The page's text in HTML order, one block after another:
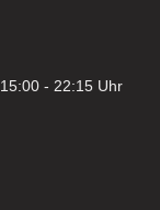
- 22:15 Uhr